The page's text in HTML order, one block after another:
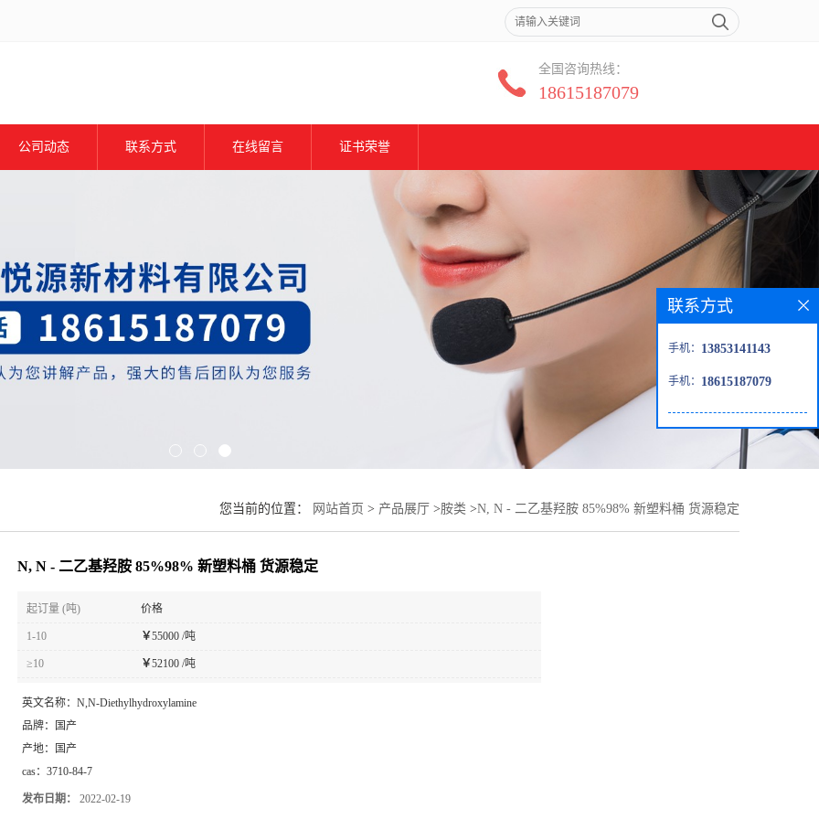
全国咨询热线：
18615187079
公司动态 联系方式 在线留言 证书荣誉
您当前的位置： 网站首页 > 产品展厅 >胺类 >N, N - 二乙基羟胺 85%98% 新塑料桶 货源稳定
N, N - 二乙基羟胺 85%98% 新塑料桶 货源稳定
起订量 (吨) 价格
1-10 ￥55000 /吨
≥10 ￥52100 /吨
英文名称： N,N-Diethylhydroxylamine
品牌：
国产
产地：
国产
cas： 3710-84-7
发布日期： 2022-02-19
联系方式
手机： 13853141143
手机： 18615187079